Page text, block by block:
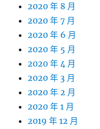
2020 年 8 月
2020 年 7 月
2020 年 6 月
2020 年 5 月
2020 年 4 月
2020 年 3 月
2020 年 2 月
2020 年 1 月
2019 年 12 月